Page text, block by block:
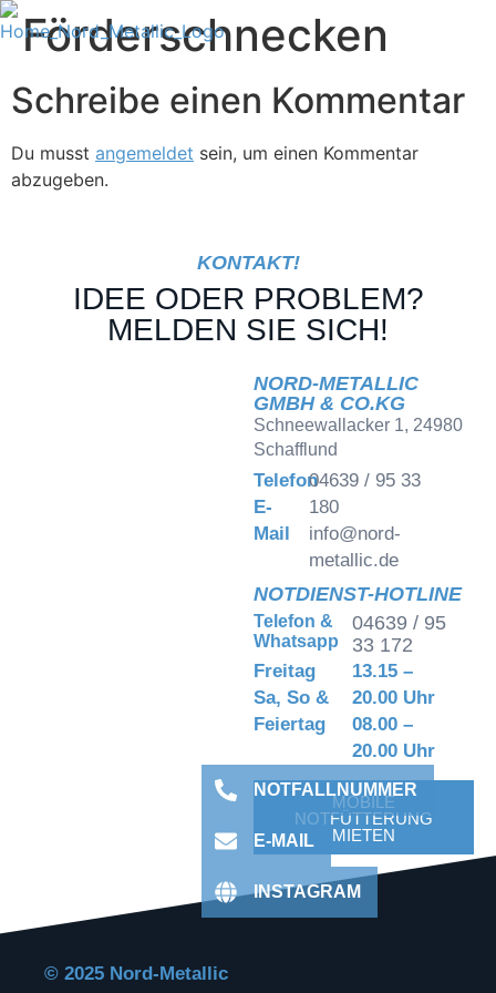
Förderschnecken
Schreibe einen Kommentar
Du musst angemeldet sein, um einen Kommentar
abzugeben.
KONTAKT!
IDEE ODER PROBLEM?
MELDEN SIE SICH!
NORD-METALLIC
GMBH & CO.KG
Schneewallacker 1, 24980
Schafflund
Telefon
E-
Mail
04639 / 95 33
180
info@nord-
metallic.de
NOTDIENST-HOTLINE
Telefon &
Whatsapp
04639 / 95
33 172
Freitag
Sa, So &
Feiertag
13.15 –
20.00 Uhr
08.00 –
20.00 Uhr
MOBILE
NOTFÜTTERUNG
MIETEN
© 2025 Nord-Metallic
NOTFALLNUMMER
E-MAIL
INSTAGRAM